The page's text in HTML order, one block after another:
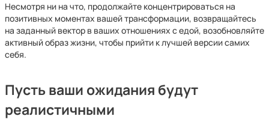
Несмотря ни на что, продолжайте концентрироваться на
позитивных моментах вашей трансформации, возвращайтесь
на заданный вектор в ваших отношениях с едой, возобновляйте
активный образ жизни, чтобы прийти к лучшей версии самих
себя.
Пусть ваши ожидания будут
реалистичными